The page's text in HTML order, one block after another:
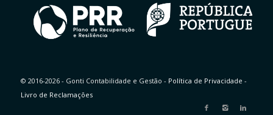
© 2016-2026 - Gonti Contabilidade e Gestão - Política de Privacidade -
Livro de Reclamações